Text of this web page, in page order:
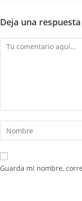
Deja una respuesta
Guarda mi nombre,